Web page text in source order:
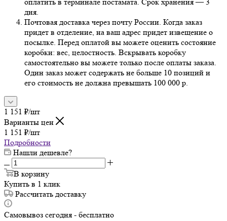
дня.
Почтовая доставка через почту России. Когда заказ
придет в отделение, на ваш адрес придет извещение о
посылке. Перед оплатой вы можете оценить состояние
коробки: вес, целостность. Вскрывать коробку
самостоятельно вы можете только после оплаты заказа.
Один заказ может содержать не больше 10 позиций и
его стоимость не должна превышать 100 000 р.
1 151 ₽/шт
Варианты цен
1 151 ₽/шт
Подробности
Нашли дешевле?
В корзину
Купить в 1 клик
Рассчитать доставку
Самовывоз сегодня - бесплатно